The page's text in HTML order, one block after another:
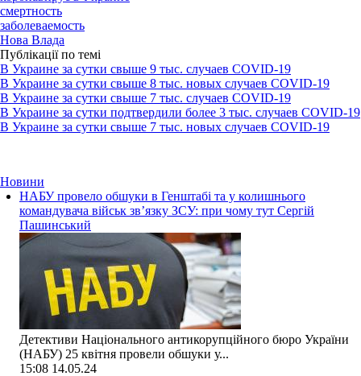
смертность
заболеваемость
Нова Влада
Публікації по темі
В Украине за сутки свыше 9 тыс. случаев COVID-19
В Украине за сутки свыше 8 тыс. новых случаев COVID-19
В Украине за сутки свыше 7 тыс. случаев COVID-19
В Украине за сутки подтвердили более 3 тыс. случаев COVID-19
В Украине за сутки свыше 7 тыс. новых случаев COVID-19
Новини
НАБУ провело обшуки в Генштабі та у колишнього
командувача військ зв’язку ЗСУ: при чому тут Сергій
Пашинський
Детективи Національного антикорупційного бюро України
(НАБУ) 25 квітня провели обшуки у...
15:08 14.05.24